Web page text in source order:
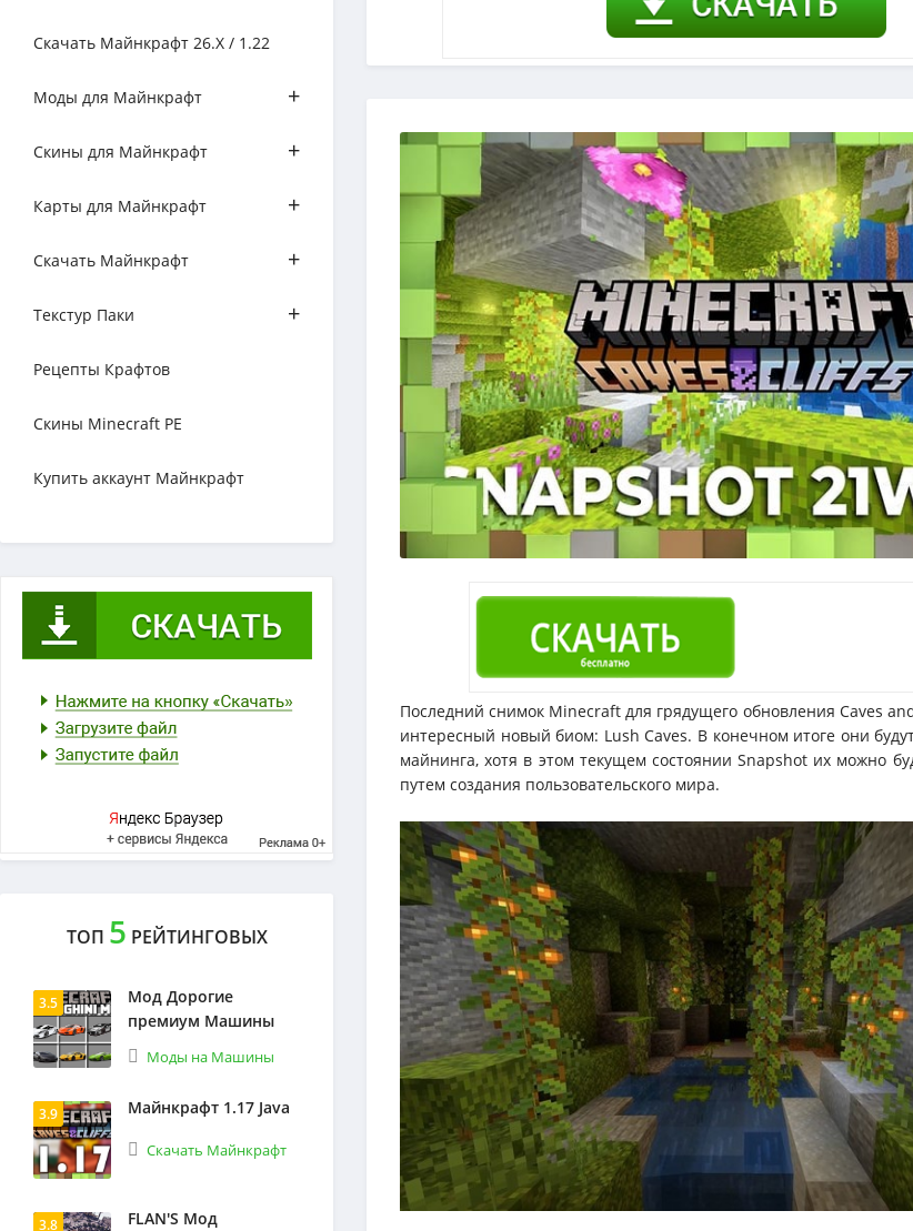
Скачать Майнкрафт 26.Х / 1.22
Моды для Майнкрафт +
Скины для Майнкрафт +
Карты для Майнкрафт +
Скачать Майнкрафт +
Текстур Паки +
Рецепты Крафтов
Скины Minecraft PE
Купить аккаунт Майнкрафт
ТОП 5 РЕЙТИНГОВЫХ
3.5
Мод Дорогие
премиум Машины
Моды на Машины
3.9 Майнкрафт 1.17 Java
Скачать Майнкрафт
3.8
FLAN'S Мод
Последний снимок Minecraft для грядущего обновления Caves
интересный новый биом: Lush Caves. В конечном итоге они
майнинга, хотя в этом текущем состоянии Snapshot их можно
путем создания пользовательского мира.